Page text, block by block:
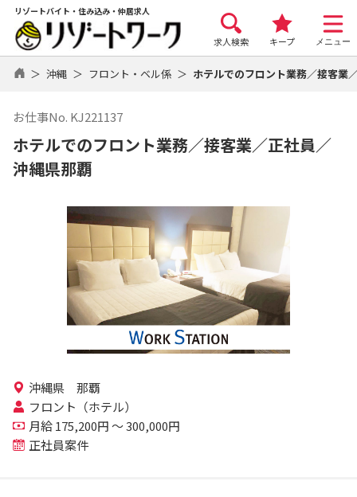
リゾートバイト・住み込み・仲居求人
求人検索 キープ メニュー
沖縄 フロント・ベル係 ホテルでのフロント業務／接客業
お仕事No. KJ221137
ホテルでのフロント業務／接客業／正社員／
沖縄県那覇
沖縄県 那覇
フロント（ホテル）
月給 175,200円 ～ 300,000円
正社員案件